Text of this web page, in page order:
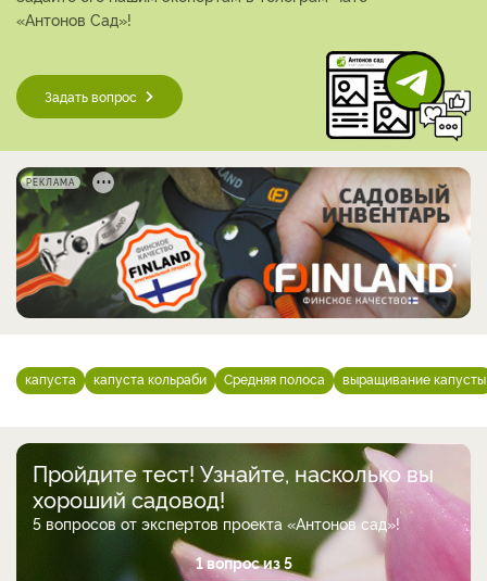
«Антонов Сад»!
Задать вопрос
РЕКЛАМА
капуста капуста кольраби Средняя полоса выращивание капусты
Пройдите тест! Узнайте, насколько вы
хороший садовод!
5 вопросов от экспертов проекта «Антонов сад»!
1 вопрос из 5